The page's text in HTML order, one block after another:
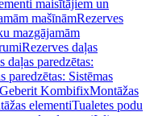
maisītājiem un
mašīnāmRezerves
mazgājamām
Rezerves daļas
daļas paredzētas:
paredzētas: Sistēmas
Geberit KombifixMontāžas
elementiTualetes podu